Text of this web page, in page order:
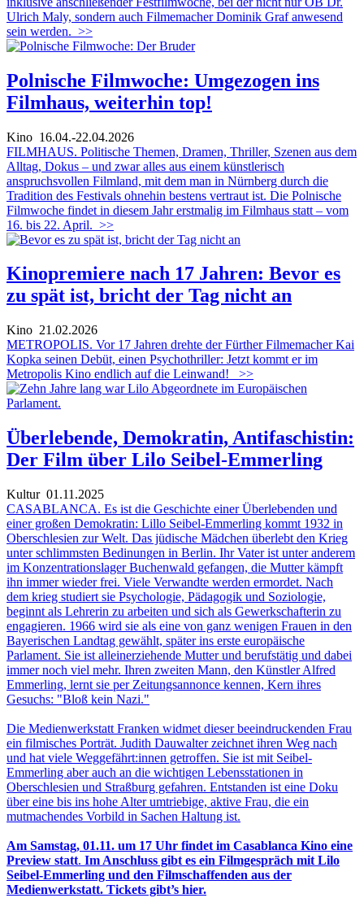
Ulrich Maly, sondern auch Filmemacher Dominik Graf anwesend
sein werden. >>
Polnische Filmwoche: Umgezogen ins
Filmhaus, weiterhin top!
Kino 16.04.-22.04.2026
FILMHAUS. Politische Themen, Dramen, Thriller, Szenen aus dem
Alltag, Dokus – und zwar alles aus einem künstlerisch
anspruchsvollen Filmland, mit dem man in Nürnberg durch die
Tradition des Festivals ohnehin bestens vertraut ist. Die Polnische
Filmwoche findet in diesem Jahr erstmalig im Filmhaus statt – vom
16. bis 22. April. >>
Kinopremiere nach 17 Jahren: Bevor es
zu spät ist, bricht der Tag nicht an
Kino 21.02.2026
METROPOLIS. Vor 17 Jahren drehte der Fürther Filmemacher Kai
Kopka seinen Debüt, einen Psychothriller: Jetzt kommt er im
Metropolis Kino endlich auf die Leinwand!
>>
Überlebende, Demokratin, Antifaschistin:
Der Film über Lilo Seibel-Emmerling
Kultur01.11.2025
CASABLANCA. Es ist die Geschichte einer Überlebenden und
einer großen Demokratin: Lillo Seibel-Emmerling kommt 1932 in
Oberschlesien zur Welt. Das jüdische Mädchen überlebt den Krieg
unter schlimmsten Bedinungen in Berlin. Ihr Vater ist unter anderem
im Konzentrationslager Buchenwald gefangen, die Mutter kämpft
ihn immer wieder frei. Viele Verwandte werden ermordet. Nach
dem krieg studiert sie Psychologie, Pädagogik und Soziologie,
beginnt als Lehrerin zu arbeiten und sich als Gewerkschafterin zu
engagieren. 1966 wird sie als eine von ganz wenigen Frauen in den
Bayerischen Landtag gewählt, später ins erste europäische
Parlament. Sie ist alleinerziehende Mutter und berufstätig und dabei
immer noch viel mehr. Ihren zweiten Mann, den Künstler Alfred
Emmerling, lernt sie per Zeitungsannonce kennen, Kern ihres
Gesuchs: "Bloß kein Nazi."
Die Medienwerkstatt Franken widmet dieser beeindruckenden Frau
ein filmisches Porträt. Judith Dauwalter zeichnet ihren Weg nach
und hat viele Weggefährt:innen getroffen. Sie ist mit Seibel-
Emmerling aber auch an die wichtigen Lebensstationen in
Oberschlesien und Straßburg gefahren. Entstanden ist eine Doku
über eine bis ins hohe Alter umtriebige, aktive Frau, die ein
mutmachendes Vorbild in Sachen Haltung ist.
Am Samstag, 01.11. um 17 Uhr findet im Casablanca Kino eine
Preview statt. Im Anschluss gibt es ein Filmgespräch mit Lilo
Seibel-Emmerling und den Filmschaffenden aus der
Medienwerkstatt. Tickets gibt’s hier.